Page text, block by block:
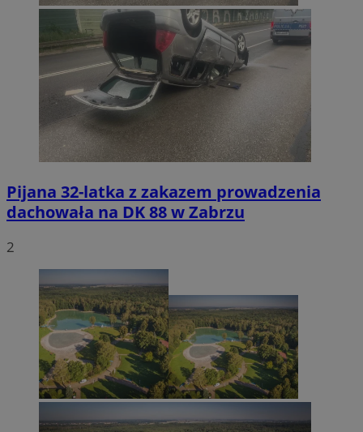
Pijana 32-latka z zakazem prowadzenia
dachowała na DK 88 w Zabrzu
2